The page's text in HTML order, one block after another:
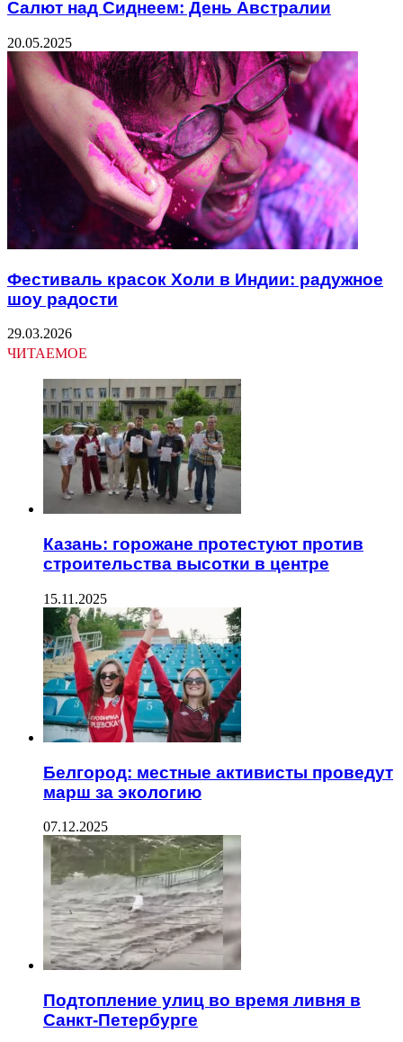
Салют над Сиднеем: День Австралии
20.05.2025
Фестиваль красок Холи в Индии: радужное
шоу радости
29.03.2026
ЧИТАЕМОЕ
Казань: горожане протестуют против
строительства высотки в центре
15.11.2025
Белгород: местные активисты проведут
марш за экологию
07.12.2025
Подтопление улиц во время ливня в
Санкт-Петербурге